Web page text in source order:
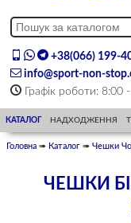
+38(066) 199-
info@sport-non-
Графік роботи: 8:00
КАТАЛОГ НАДХОДЖЕННЯ
Головна ➠ Каталог ➠ Чешки
ЧЕШКИ